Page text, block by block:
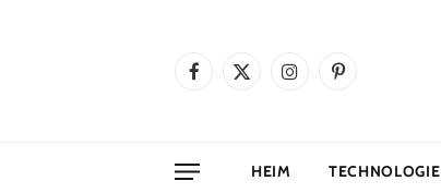
Facebook
X
InstagramPinterest
HEIM TECHNOLOGIE